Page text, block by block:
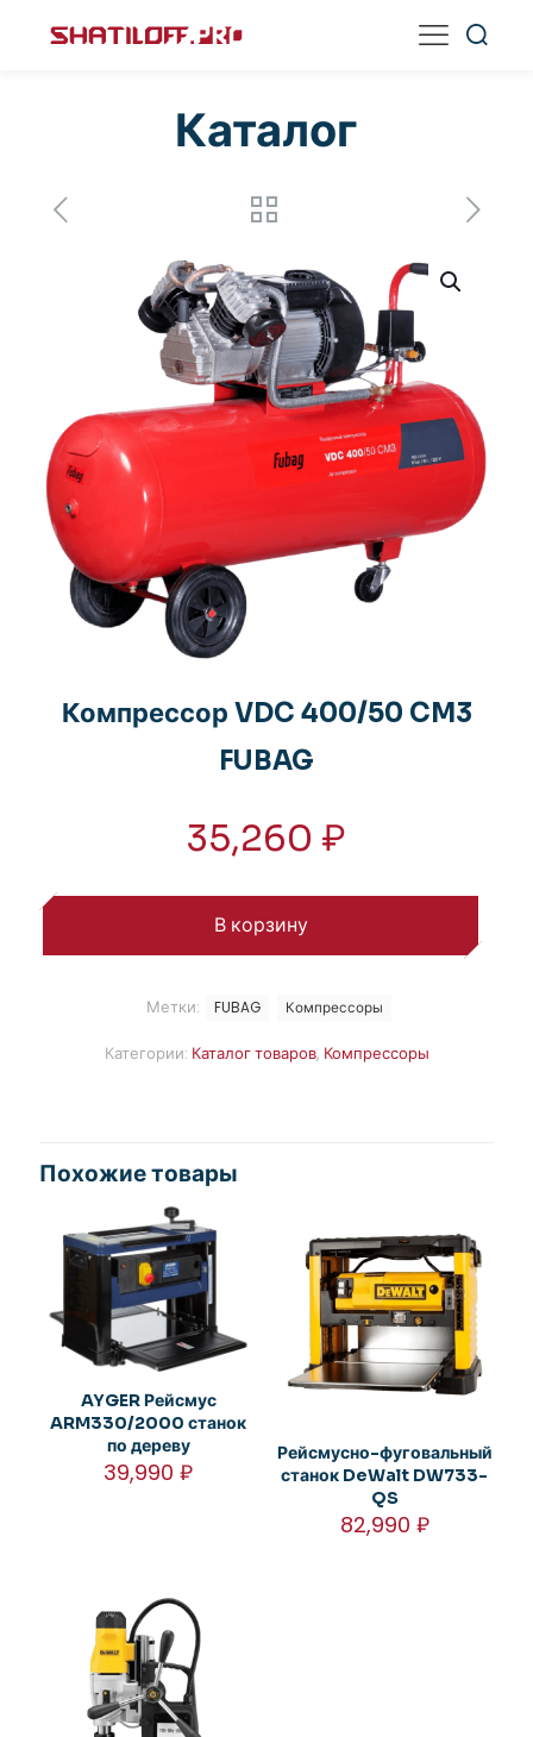
Каталог
Компрессор VDC 400/50 CM3
FUBAG
35,260 ₽
В корзину
Категории: Каталог товаров, Компрессоры
Метки: FUBAG Компрессоры
Похожие товары
AYGER Рейсмус
ARM330/2000 станок
по дереву
39,990₽
Рейсмусно-фуговальный
станок DeWalt DW733-
QS
82,990 ₽